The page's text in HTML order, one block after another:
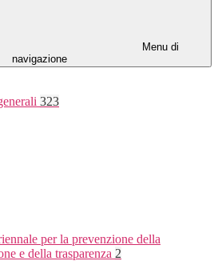
Menu di
navigazione
323
per la prevenzione della
e della trasparenza 2